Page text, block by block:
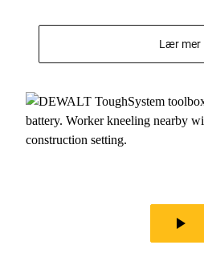
Lær mer
play_arrow